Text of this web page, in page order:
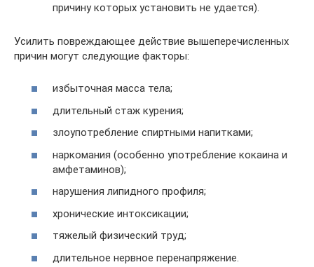
причину которых установить не удается).
Усилить повреждающее действие вышеперечисленных
причин могут следующие факторы:
избыточная масса тела;
длительный стаж курения;
злоупотребление спиртными напитками;
наркомания (особенно употребление кокаина и
амфетаминов);
нарушения липидного профиля;
хронические интоксикации;
тяжелый физический труд;
длительное нервное перенапряжение.